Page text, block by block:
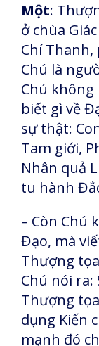
Một:
ở chùa
Chí Thanh,
Chú là
Chú
biết gì về
sự thật:
Tam giới,
Nhân quả
tu hành
– Còn Chú
Đạo, mà
Thượng
Chú nói ra:
Thượng
dụng Kiến
mạnh đó